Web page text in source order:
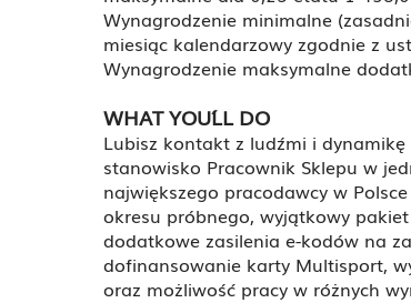
Wynagrodzenie minimalne
miesiąc kalendarzowy zgodnie z
Wynagrodzenie maksymalne
WHAT YOU´LL DO
Lubisz kontakt z ludźmi i dynamikę
stanowisko Pracownik Sklepu w
największego pracodawcy w
okresu próbnego, wyjątkowy
dodatkowe zasilenia e-kodów na
dofinansowanie karty Multisport,
oraz możliwość pracy w różnych